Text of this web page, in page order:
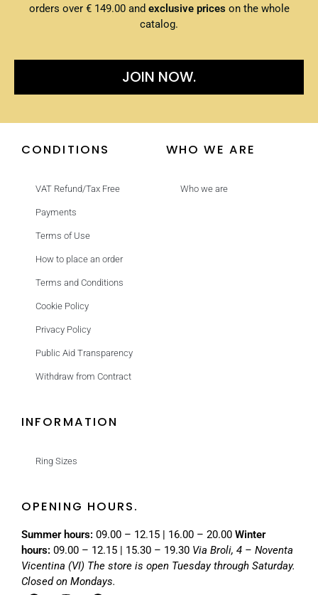
orders over € 149.00 and exclusive prices on the whole
catalog.
JOIN NOW.
CONDITIONS
VAT Refund/Tax Free
Payments
Terms of Use
How to place an order
Terms and Conditions
Cookie Policy
Privacy Policy
Public Aid Transparency
Withdraw from Contract
WHO WE ARE
Who we are
INFORMATION
Ring Sizes
OPENING HOURS.
Summer hours: 09.00 – 12.15 | 16.00 – 20.00 Winter
hours: 09.00 – 12.15 | 15.30 – 19.30 Via Broli, 4 – Noventa
Vicentina (VI) The store is open Tuesday through Saturday.
Closed on Mondays.